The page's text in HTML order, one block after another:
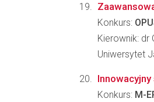
Konkurs:
Kierownik: dr
Uniwersytet
Konkurs: M-